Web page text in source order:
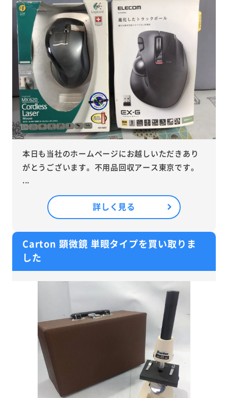
本日も当社のホームページにお越しいただきあり
がとうございます。不用品回収アース東京です。
...
詳しく見る
Carton 顕微鏡 単眼タイプを買い取りま
した